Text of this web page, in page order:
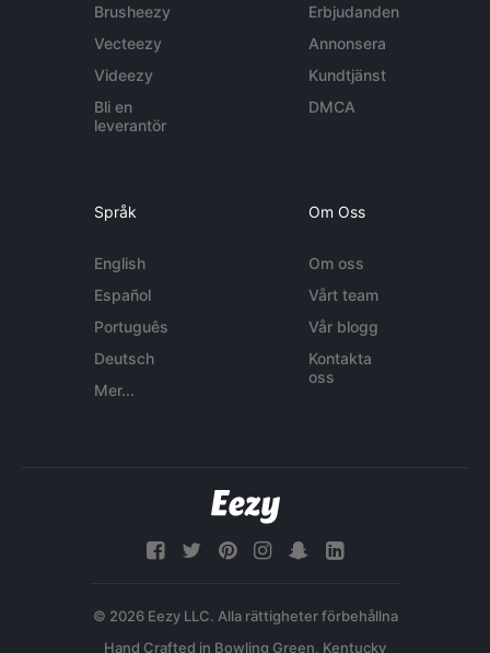
Brusheezy
Vecteezy
Videezy
Bli en
leverantör
Erbjudanden
Annonsera
Kundtjänst
DMCA
Språk
English
Español
Português
Deutsch
Mer...
Om Oss
Om oss
Vårt team
Vår blogg
Kontakta
oss
© 2026 Eezy LLC. Alla rättigheter förbehållna